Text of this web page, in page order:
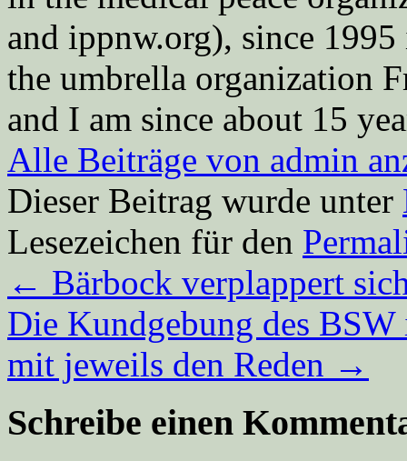
and ippnw.org), since
the umbrella organization
and I am since about 15
Alle Beiträge von admin
Dieser Beitrag wurde unter
Lesezeichen für den
← Bärbock verplappert
Die Kundgebung des
mit jeweils den Reden →
Schreibe einen